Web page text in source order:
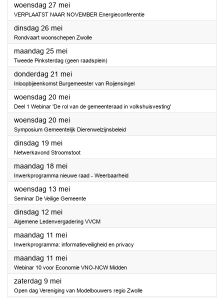
woensdag 27 mei2026
VERPLAATST NAAR NOVEMBER Energieconferentie
dinsdag 26 mei2026
Rondvaart woonschepen Zwolle
maandag 25 mei2026
Tweede Pinksterdag (geen raadsplein)
donderdag 21 mei2026
Inloopbijeenkomst Burgemeester van Roijensingel
woensdag 20 mei2026
Deel 1 Webinar 'De rol van de gemeenteraad in volkshuisvesting'
woensdag 20 mei2026
Symposium Gemeentelijk Dierenwelzijnsbeleid
dinsdag 19 mei2026
Netwerkavond Stroomstoot
maandag 18 mei2026
Inwerkprogramma nieuwe raad - Weerbaarheid
woensdag 13 mei2026
Seminar De Veilige Gemeente
dinsdag 12 mei2026
Algemene Ledenvergadering VVCM
maandag 11 mei2026
Inwerkprogramma: informatieveiligheid en privacy
maandag 11 mei2026
Webinar 10 voor Economie VNO-NCW Midden
zaterdag 9 mei2026
Open dag Vereniging van Modelbouwers regio Zwolle